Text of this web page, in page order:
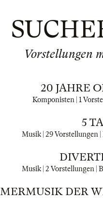
Vorstellungen
20 JAHRE
Komponisten | 1
5
Musik | 29 Vorstellungen |
Musik | 2 Vorstellungen |
DER